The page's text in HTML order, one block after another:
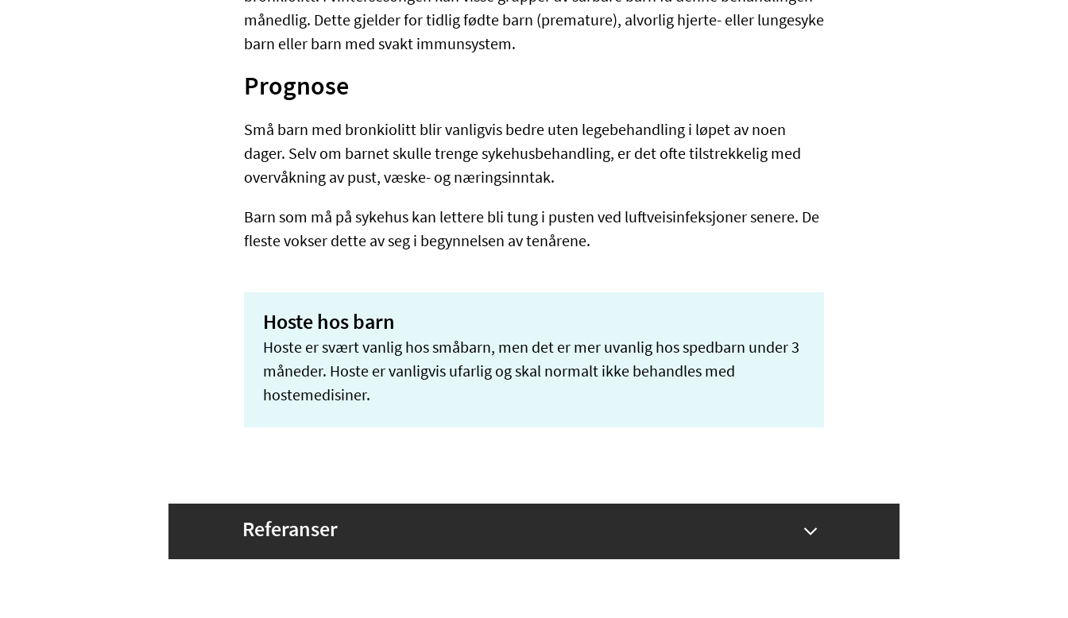
månedlig. Dette gjelder for tidlig fødte barn (premature), alvorlig hjerte- eller lungesyke
barn eller barn med svakt immunsystem.
Prognose
Små barn med bronkiolitt blir vanligvis bedre uten legebehandling i løpet av noen
dager. Selv om barnet skulle trenge sykehusbehandling, er det ofte tilstrekkelig med
overvåkning av pust, væske- og næringsinntak.
Barn som må på sykehus kan lettere bli tung i pusten ved luftveisinfeksjoner senere. De
fleste vokser dette av seg i begynnelsen av tenårene.
Hoste hos barn
Hoste er svært vanlig hos småbarn, men det er mer uvanlig hos spedbarn under 3
måneder. Hoste er vanligvis ufarlig og skal normalt ikke behandles med
hostemedisiner.
Referanser